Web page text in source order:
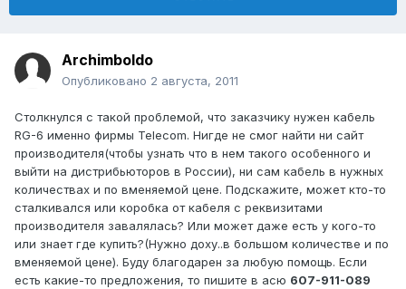
Archimboldo
Опубликовано 2 августа, 2011
Столкнулся с такой проблемой, что заказчику нужен кабель
RG-6 именно фирмы Telecom. Нигде не смог найти ни сайт
производителя(чтобы узнать что в нем такого особенного и
выйти на дистрибьюторов в России), ни сам кабель в нужных
количествах и по вменяемой цене. Подскажите, может кто-то
сталкивался или коробка от кабеля с реквизитами
производителя завалялась? Или может даже есть у кого-то
или знает где купить?(Нужно доху..в большом количестве и по
вменяемой цене). Буду благодарен за любую помощь. Если
есть какие-то предложения, то пишите в асю 607-911-089